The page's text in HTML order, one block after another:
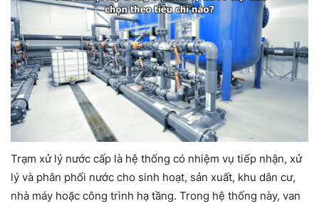
Trạm xử lý nước cấp là hệ thống có nhiệm vụ tiếp nhận, xử
lý và phân phối nước cho sinh hoạt, sản xuất, khu dân cư,
nhà máy hoặc công trình hạ tầng. Trong hệ thống này, van